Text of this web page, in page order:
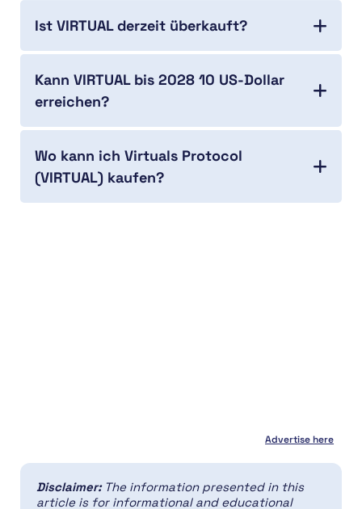
Ist VIRTUAL derzeit überkauft?
Kann VIRTUAL bis 2028 10 US-Dollar
erreichen?
Wo kann ich Virtuals Protocol
(VIRTUAL) kaufen?
Advertise here
Disclaimer: The information presented in this
article is for informational and educational